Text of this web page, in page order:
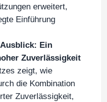
erweitert,
Einführung
Ein
Zuverlässigkeit
zeigt, wie
die Kombination
Zuverlässigkeit,